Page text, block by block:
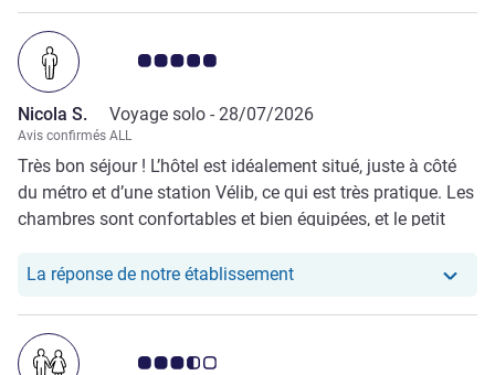
de salle de bain avec un lavabo dans la chambre et,
heureusement, une douche séparée. Cette disposition d'un
autre temps, était une première pour moi !! Egalement
l'absence de panneau "ne pas déranger" à suspendre à
l'extérieur de la porte...
Note Avis clients 5.0/5
Nicola S. Voyage solo - 28/07/2026
Avis confirmés ALL
Très bon séjour ! L’hôtel est idéalement situé, juste à côté
du métro et d’une station Vélib, ce qui est très pratique. Les
chambres sont confortables et bien équipées, et le petit
toujours aimable, disponible et attentif au bien-être des
La réponse de notre établissementNotre hôtel a repondu au
Note Avis clients 3.5/5